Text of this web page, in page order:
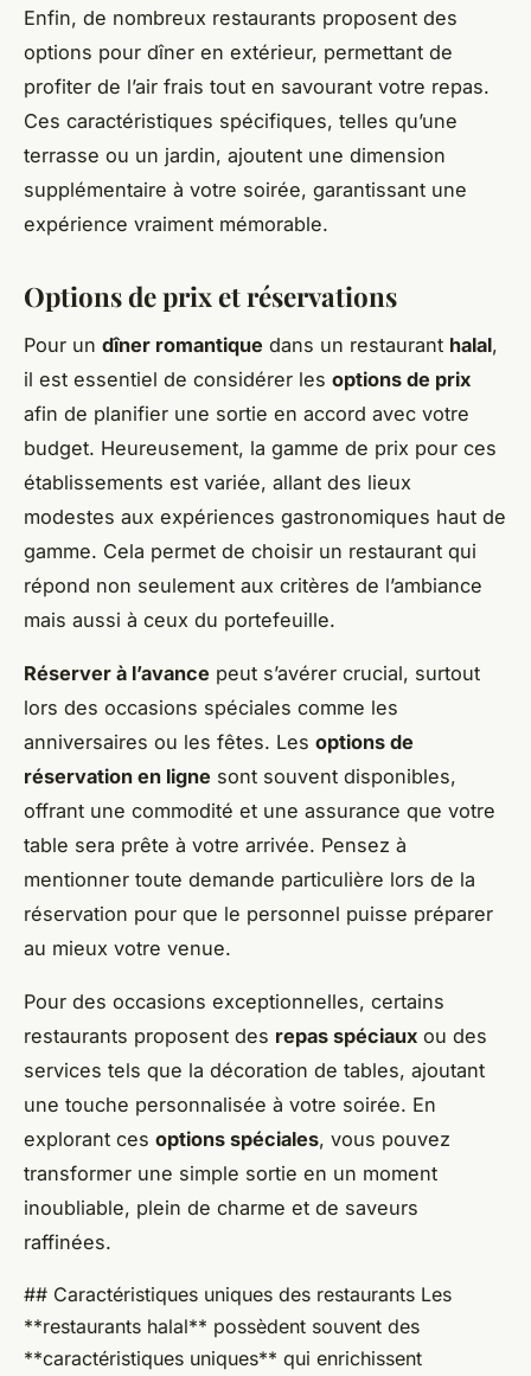
Enfin, de nombreux restaurants proposent des
options pour dîner en extérieur, permettant de
profiter de l’air frais tout en savourant votre repas.
Ces caractéristiques spécifiques, telles qu’une
terrasse ou un jardin, ajoutent une dimension
supplémentaire à votre soirée, garantissant une
expérience vraiment mémorable.
Options de prix et réservations
Pour un dîner romantique dans un restaurant halal,
il est essentiel de considérer les options de prix
afin de planifier une sortie en accord avec votre
budget. Heureusement, la gamme de prix pour ces
établissements est variée, allant des lieux
modestes aux expériences gastronomiques haut de
gamme. Cela permet de choisir un restaurant qui
répond non seulement aux critères de l’ambiance
mais aussi à ceux du portefeuille.
Réserver à l’avance peut s’avérer crucial, surtout
lors des occasions spéciales comme les
anniversaires ou les fêtes. Les options de
réservation en ligne sont souvent disponibles,
offrant une commodité et une assurance que votre
table sera prête à votre arrivée. Pensez à
mentionner toute demande particulière lors de la
réservation pour que le personnel puisse préparer
au mieux votre venue.
Pour des occasions exceptionnelles, certains
restaurants proposent des repas spéciaux ou des
services tels que la décoration de tables, ajoutant
une touche personnalisée à votre soirée. En
explorant ces options spéciales, vous pouvez
transformer une simple sortie en un moment
inoubliable, plein de charme et de saveurs
raffinées.
## Caractéristiques uniques des restaurants Les
**restaurants halal** possèdent souvent des
**caractéristiques uniques** qui enrichissent